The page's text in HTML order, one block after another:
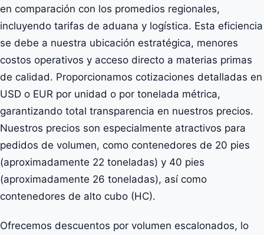
en comparación con los promedios regionales,
incluyendo tarifas de aduana y logística. Esta eficiencia
se debe a nuestra ubicación estratégica, menores
costos operativos y acceso directo a materias primas
de calidad. Proporcionamos cotizaciones detalladas en
USD o EUR por unidad o por tonelada métrica,
garantizando total transparencia en nuestros precios.
Nuestros precios son especialmente atractivos para
pedidos de volumen, como contenedores de 20 pies
(aproximadamente 22 toneladas) y 40 pies
(aproximadamente 26 toneladas), así como
contenedores de alto cubo (HC).
Ofrecemos descuentos por volumen escalonados, lo